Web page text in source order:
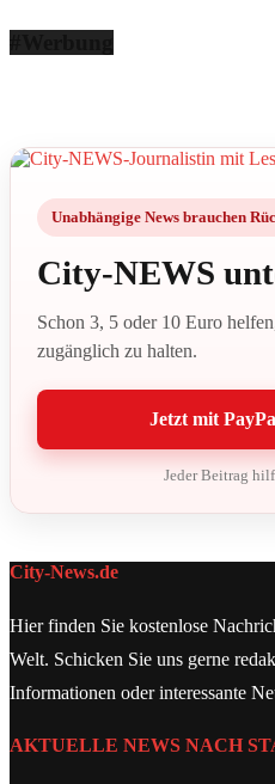
Unabhängige News brauchen
City-NEWS
Schon 3, 5 oder 10 Euro
zugänglich zu halten.
Jetzt mit
Jeder Beitrag
City-News.de
Hier finden Sie kostenlose
Welt. Schicken Sie uns gerne
Informationen oder interessante
AKTUELLE NEWS NACH